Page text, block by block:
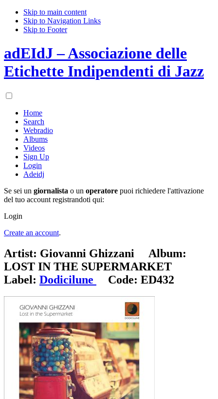
Skip to main content
Skip to Navigation Links
Skip to Footer
adEIdJ – Associazione delle
Etichette Indipendenti di Jazz
Home
Search
Webradio
Albums
Videos
Sign Up
Login
Adeidj
Se sei un giornalista o un operatore puoi richiedere l'attivazione
del tuo account registrandoti qui:
Login
Create an account.
Artist: Giovanni Ghizzani Album:
LOST IN THE SUPERMARKET
Label: Dodicilune Code: ED432